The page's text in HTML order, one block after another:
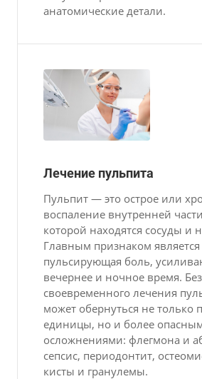
анатомические детали.
Лечение пульпита
Пульпит — это острое или
воспаление внутренней
которой находятся сосуды и
Главным признаком является
пульсирующая боль,
вечернее и ночное время. Без
своевременного лечения
может обернуться не только
единицы, но и более
осложнениями: флегмона и
сепсис, периодонтит,
кисты и гранулемы.